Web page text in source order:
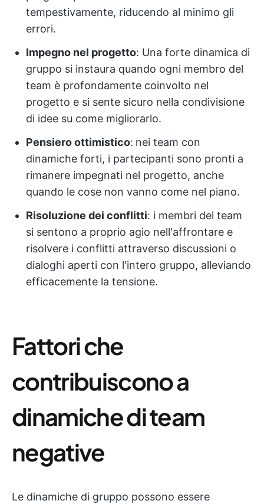
tempestivamente, riducendo al minimo gli
errori.
Impegno nel progetto: Una forte dinamica di
gruppo si instaura quando ogni membro del
team è profondamente coinvolto nel
progetto e si sente sicuro nella condivisione
di idee su come migliorarlo.
Pensiero ottimistico: nei team con
dinamiche forti, i partecipanti sono pronti a
rimanere impegnati nel progetto, anche
quando le cose non vanno come nel piano.
Risoluzione dei conflitti: i membri del team
si sentono a proprio agio nell'affrontare e
risolvere i conflitti attraverso discussioni o
dialoghi aperti con l'intero gruppo, alleviando
efficacemente la tensione.
Fattori che
contribuiscono a
dinamiche di team
negative
Le dinamiche di gruppo possono essere